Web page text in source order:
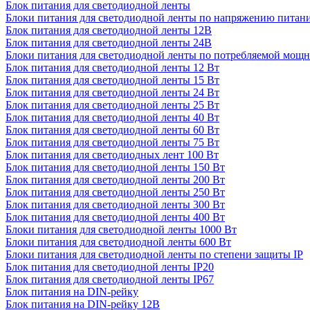
Блок питания для светодиодной ленты
Блоки питания для светодиодной ленты по напряжению
Блок питания для светодиодной ленты 12В
Блок питания для светодиодной ленты 24В
Блоки питания для светодиодной ленты по потребляемой
Блок питания для светодиодной ленты 12 Вт
Блок питания для светодиодной ленты 15 Вт
Блок питания для светодиодной ленты 24 Вт
Блок питания для светодиодной ленты 25 Вт
Блок питания для светодиодной ленты 40 Вт
Блок питания для светодиодной ленты 60 Вт
Блок питания для светодиодной ленты 75 Вт
Блок питания для светодиодных лент 100 Вт
Блок питания для светодиодной ленты 150 Вт
Блок питания для светодиодной ленты 200 Вт
Блок питания для светодиодной ленты 250 Вт
Блок питания для светодиодной ленты 300 Вт
Блок питания для светодиодной ленты 400 Вт
Блоки питания для светодиодной ленты 1000 Вт
Блоки питания для светодиодной ленты 600 Вт
Блоки питания для светодиодной ленты по степени защиты IP
Блок питания для светодиодной ленты IP20
Блок питания для светодиодной ленты IP67
Блок питания на DIN-рейку
Блок питания на DIN-рейку 12В